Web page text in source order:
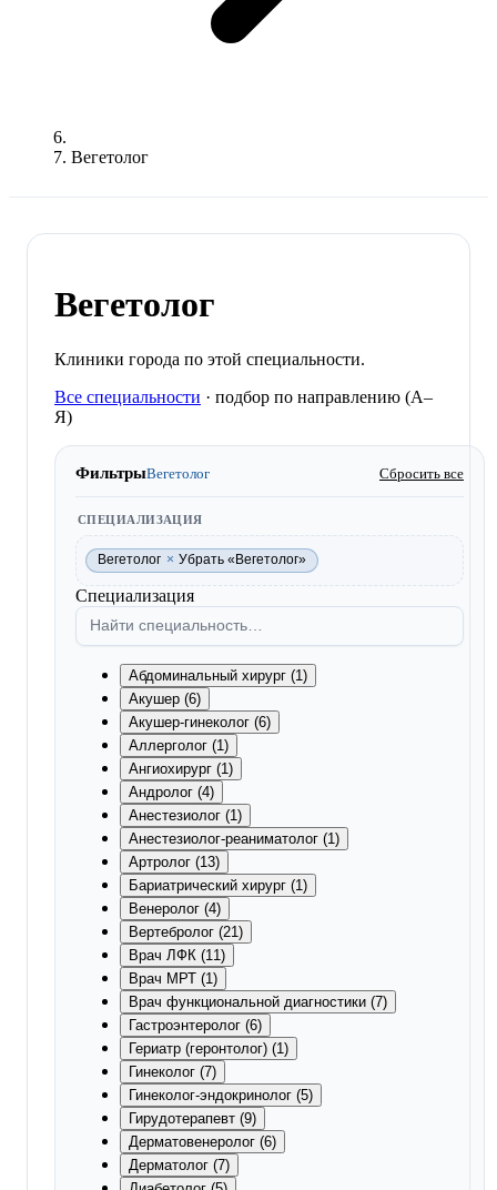
Вегетолог
Вегетолог
Клиники города по этой специальности.
Все специальности · подбор по направлению (A–
Я)
ФильтрыВегетолог Сбросить все
СПЕЦИАЛИЗАЦИЯ
Вегетолог × Убрать «Вегетолог»
Специализация
Абдоминальный хирург (1)
Акушер (6)
Акушер-гинеколог (6)
Аллерголог (1)
Ангиохирург (1)
Андролог (4)
Анестезиолог (1)
Анестезиолог-реаниматолог (1)
Артролог (13)
Бариатрический хирург (1)
Венеролог (4)
Вертебролог (21)
Врач ЛФК (11)
Врач МРТ (1)
Врач функциональной диагностики (7)
Гастроэнтеролог (6)
Гериатр (геронтолог) (1)
Гинеколог (7)
Гинеколог-эндокринолог (5)
Гирудотерапевт (9)
Дерматовенеролог (6)
Дерматолог (7)